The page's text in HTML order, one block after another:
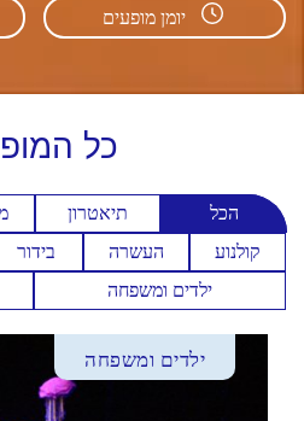
יומן מופעים
כל
הכל תיאטרון
קולנוע
העשרה בידור
ילדים ומשפחה
ילדים ומשפחה